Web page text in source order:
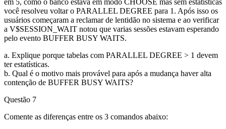
em 5, como o banco estava em modo CHOOSE mas sem estatísticas
você resolveu voltar o PARALLEL DEGREE para 1. Após isso os
usuários começaram a reclamar de lentidão no sistema e ao verificar
a V$SESSION_WAIT notou que varias sessões estavam esperando
pelo evento BUFFER BUSY WAITS.
a. Explique porque tabelas com PARALLEL DEGREE > 1 devem
ter estatísticas.
b. Qual é o motivo mais provável para após a mudança haver alta
contenção de BUFFER BUSY WAITS?
Questão 7
Comente as diferenças entre os 3 comandos abaixo: